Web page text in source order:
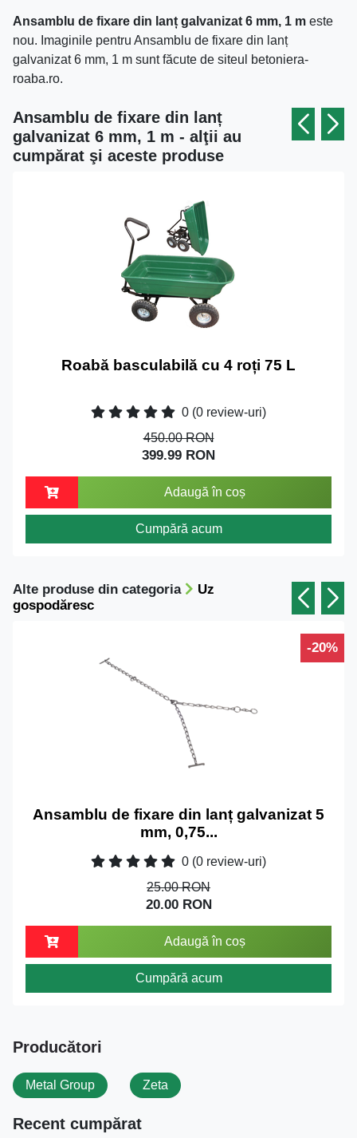
Ansamblu de fixare din lanț galvanizat 6 mm, 1 m este
nou. Imaginile pentru Ansamblu de fixare din lanț
galvanizat 6 mm, 1 m sunt făcute de siteul betoniera-
roaba.ro.
Ansamblu de fixare din lanț
galvanizat 6 mm, 1 m - alţii au
cumpărat şi aceste produse
Roabă basculabilă cu 4 roți 75 L
0 (0 review-uri)
450.00 RON
399.99 RON
Adaugă în coș
Cumpără acum
Alte produse din categoria
Uz
gospodăresc
-20%
Ansamblu de fixare din lanț galvanizat 5
mm, 0,75...
0 (0 review-uri)
25.00 RON
20.00 RON
Adaugă în coș
Cumpără acum
Producători
Metal Group Zeta
Recent cumpărat